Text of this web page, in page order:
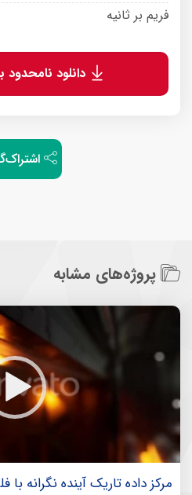
فریم بر ثانیه
دانلود نامحدود
پروژه‌های مشابه
مرکز داده تاریک آینده نگرانه با